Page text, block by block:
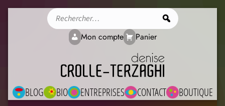
BLOG BIO ENTREPRISES CONTACT BOUTIQUE
Mon compte Panier